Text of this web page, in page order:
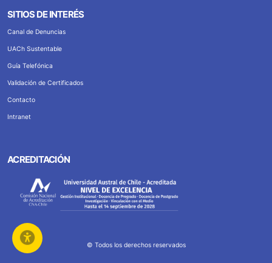
SITIOS DE INTERÉS
Canal de Denuncias
UACh Sustentable
Guía Telefónica
Validación de Certificados
Contacto
Intranet
ACREDITACIÓN
© Todos los derechos reservados